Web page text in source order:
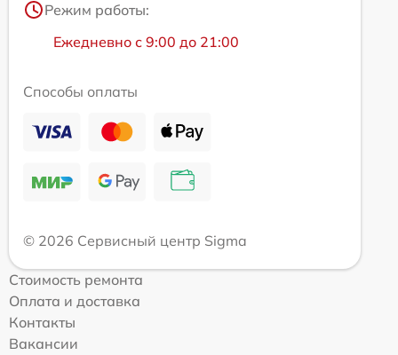
Режим работы:
Ежедневно с 9:00 до 21:00
Способы оплаты
© 2026 Сервисный центр Sigma
Стоимость ремонта
Оплата и доставка
Контакты
Вакансии